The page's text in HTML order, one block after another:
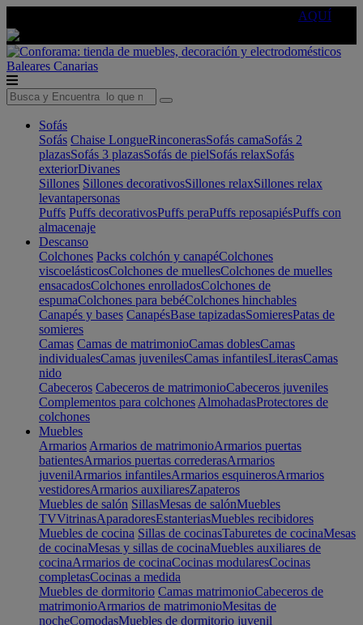
AQUÍ
Baleares Canarias
Sofás
Sofás Chaise LongueRinconerasSofás camaSofás 2
plazasSofás 3 plazasSofás de pielSofás relaxSofás
exteriorDivanes
Sillones Sillones decorativosSillones relaxSillones relax
levantapersonas
Puffs Puffs decorativosPuffs peraPuffs reposapiésPuffs con
almacenaje
Descanso
Colchones Packs colchón y canapéColchones
viscoelásticosColchones de muellesColchones de muelles
ensacadosColchones enrolladosColchones de
espumaColchones para bebéColchones hinchables
Canapés y bases CanapésBase tapizadasSomieresPatas de
somieres
Camas Camas de matrimonioCamas doblesCamas
individualesCamas juvenilesCamas infantilesLiterasCamas
nido
Cabeceros Cabeceros de matrimonioCabeceros juveniles
Complementos para colchones AlmohadasProtectores de
colchones
Muebles
Armarios Armarios de matrimonioArmarios puertas
batientesArmarios puertas correderasArmarios
juvenilArmarios infantilesArmarios esquinerosArmarios
vestidoresArmarios auxiliaresZapateros
Muebles de salón SillasMesas de salónMuebles
TVVitrinasAparadoresEstanteriasMuebles recibidores
Muebles de cocina Sillas de cocinasTaburetes de cocinaMesas
de cocinaMesas y sillas de cocinaMuebles auxiliares de
cocinaArmarios de cocinaCocinas modularesCocinas
completasCocinas a medida
Muebles de dormitorio Camas matrimonioCabeceros de
matrimonioArmarios de matrimonioMesitas de
nocheComodasMuebles de dormitorio juvenil